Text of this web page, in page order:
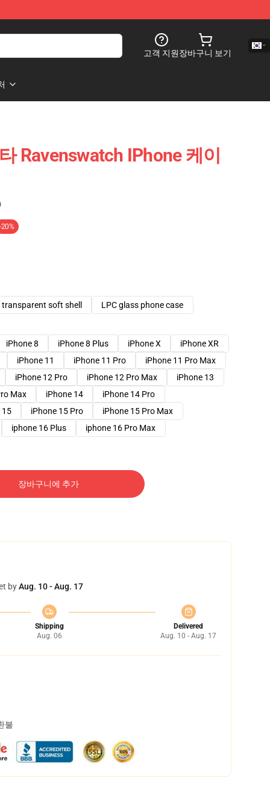
고객 지원장바구니 보기
Ravenswatch IPhone 케이
-20%
transparent soft shell
LPC glass phone case
iPhone 8 iPhone 8 Plus iPhone X
iPhone XR
iPhone 11 iPhone 11 Pro
iPhone 11 Pro Max
iPhone 12 Pro iPhone 12 Pro Max
iPhone 13
Max iPhone 14
iPhone 14 Pro
15 iPhone 15 Pro
iPhone 15 Pro Max
iphone 16 Plus iphone 16 Pro Max
장바구니에 추가
byAug. 10 - Aug. 17
Shipping
Aug. 06
Delivered
Aug. 10 - Aug. 17
불